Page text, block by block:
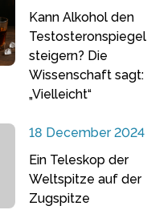
Kann Alkohol den
Testosteronspiegel
steigern? Die
Wissenschaft sagt:
„Vielleicht“
18 December 2024
Ein Teleskop der
Weltspitze auf der
Zugspitze